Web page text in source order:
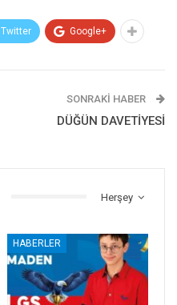
Twitter Google+
SONRAKI HABER
DÜĞÜN DAVETİYESİ
Herşey
HABERLER